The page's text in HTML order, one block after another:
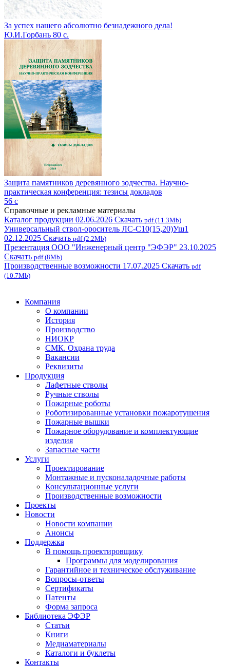
За успех нашего абсолютно безнадежного дела!
Ю.И.Горбань 80 с.
Защита памятников деревянного зодчества. Научно-
практическая конференция: тезисы докладов
56 с
Справочные и рекламные материалы
Каталог продукции 02.06.2026 Скачать pdf (11.3Mb)
Универсальный ствол-ороситель ЛС-С10(15,20)Уш1
02.12.2025 Скачать pdf (2.2Mb)
Презентация ООО "Инженерный центр "ЭФЭР" 23.10.2025
Скачать pdf (8Mb)
Производственные возможности 17.07.2025 Скачать pdf
(10.7Mb)
Компания
О компании
История
Производство
НИОКР
СМК. Охрана труда
Вакансии
Реквизиты
Продукция
Лафетные стволы
Ручные стволы
Пожарные роботы
Роботизированные установки пожаротушения
Пожарные вышки
Пожарное оборудование и комплектующие
изделия
Запасные части
Услуги
Проектирование
Монтажные и пусконаладочные работы
Консультационные услуги
Производственные возможности
Проекты
Новости
Новости компании
Анонсы
Поддержка
В помощь проектировщику
Программы для моделирования
Гарантийное и техническое обслуживание
Вопросы-ответы
Сертификаты
Патенты
Форма запроса
Библиотека ЭФЭР
Статьи
Книги
Медиаматериалы
Каталоги и буклеты
Контакты